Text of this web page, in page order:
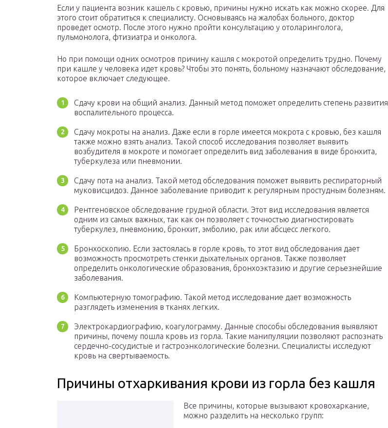
Если у пациента возник кашель с кровью, причины нужно искать как можно скорее. Для
этого стоит обратиться к специалисту. Основываясь на жалобах больного, доктор
проведет осмотр. После этого нужно пройти консультацию у отоларинголога,
пульмонолога, фтизиатра и онколога.
Но при помощи одних осмотров причину кашля с мокротой определить трудно. Почему
при кашле у человека идет кровь? Чтобы это понять, больному назначают обследование,
которое включает следующее.
Сдачу крови на общий анализ. Данный метод поможет определить степень развития
воспалительного процесса.
Сдачу мокроты на анализ. Даже если в горле имеется мокрота с кровью, без кашля
также можно взять анализ. Такой способ исследования позволяет выявить
возбудителя в мокроте и помогает определить вид заболевания в виде бронхита,
туберкулеза или пневмонии.
Сдачу пота на анализ. Такой метод обследования поможет выявить респираторный
муковисцидоз. Данное заболевание приводит к регулярным простудным болезням.
Рентгеновское обследование грудной области. Этот вид исследования является
одним из самых важных, так как он позволяет с точностью диагностировать
туберкулез, пневмонию, бронхит, эмболию, рак или абсцесс легкого.
Бронхоскопию. Если застоялась в горле кровь, то этот вид обследования дает
возможность просмотреть стенки дыхательных органов. Также позволяет
определить онкологические образования, бронхоэктазию и другие серьезнейшие
заболевания.
Компьютерную томографию. Такой метод исследование дает возможность
разглядеть изменения в тканях легких.
Электрокардиографию, коагулограмму. Данные способы обследования выявляют
причины, почему пошла кровь из горла. Такие манипуляции позволяют распознать
сердечно-сосудистые и гастроэнкологические болезни. Специалисты исследуют
кровь на свертываемость.
Причины отхаркивания крови из горла без кашля
Все причины, которые вызывают кровохаркание,
можно разделить на несколько групп: